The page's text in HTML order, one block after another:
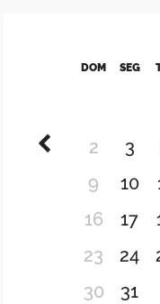
DOM SEG
2
3
9
10
16
17
23
24
30
31